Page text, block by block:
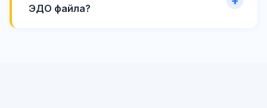
ЭДО файла?